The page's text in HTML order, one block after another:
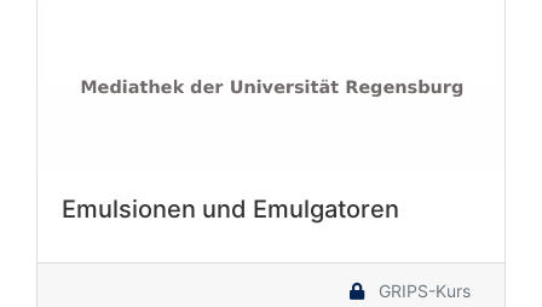
Emulsionen und Emulgatoren
GRIPS-Kurs